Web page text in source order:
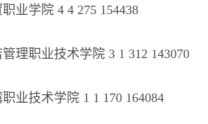
业学院 4 4 275 154438
理职业技术学院 3 1 312 143070
业技术学院 1 1 170 164084